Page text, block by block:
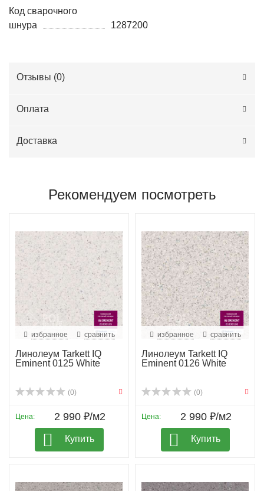
Код сварочного
шнура
1287200
Отзывы (0)
Оплата
Доставка
Рекомендуем посмотреть
избранное сравнить
Линолеум Tarkett IQ
Eminent 0125 White
(0)
Цена: 2 990 ₽/м2
Купить
избранное сравнить
Линолеум Tarkett IQ
Eminent 0126 White
(0)
Цена: 2 990 ₽/м2
Купить